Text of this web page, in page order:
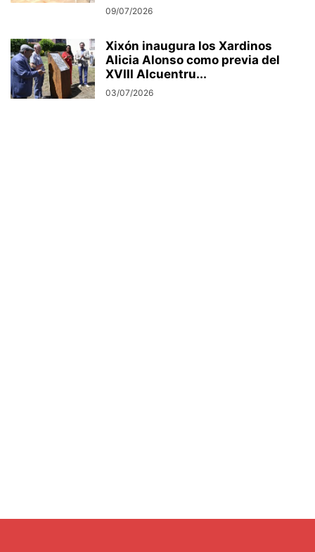
09/07/2026
Xixón inaugura los Xardinos
Alicia Alonso como previa del
XVIII Alcuentru...
03/07/2026